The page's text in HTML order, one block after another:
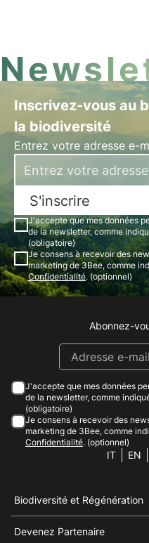
Inscrivez-vous au
la biodiversité
Entrez votre adresse e-
S'inscrire
J'accepte que mes données
de la newsletter, comme
(obligatoire)
Je consens à recevoir des
marketing de 3Bee, comme
Confidentialité. (optionnel)
Abonnez-
J'accepte que mes données
de la newsletter, comme
(obligatoire)
Je consens à recevoir des
marketing de 3Bee, comme
Confidentialité. (optionnel)
IT EN
Biodiversité et Régénération
Devenez Partenaire